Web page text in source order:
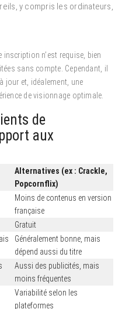
y compris les ordinateurs,
n’est requise, bien
sans compte. Cependant, il
jour et, idéalement, une
de visionnage optimale.
de
aux
Alternatives (ex : Crackle,
Popcornflix)
Moins de contenus en version
française
Gratuit
Généralement bonne, mais
dépend aussi du titre
Aussi des publicités, mais
moins fréquentes
Variabilité selon les
plateformes